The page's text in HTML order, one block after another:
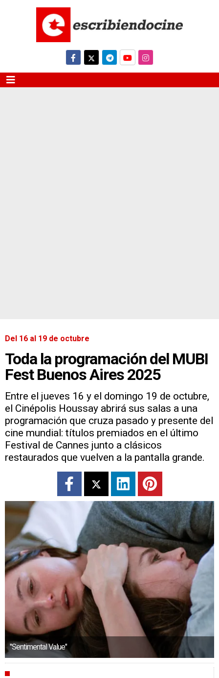
Del 16 al 19 de octubre
Toda la programación del MUBI
Fest Buenos Aires 2025
Entre el jueves 16 y el domingo 19 de octubre,
el Cinépolis Houssay abrirá sus salas a una
programación que cruza pasado y presente del
cine mundial: títulos premiados en el último
Festival de Cannes junto a clásicos
restaurados que vuelven a la pantalla grande.
"Sentimental Value"